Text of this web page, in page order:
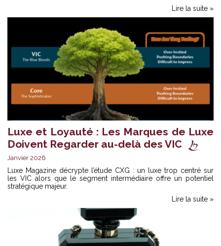
Lire la suite »
Luxe et Loyauté : Les Marques de Luxe
Doivent Regarder au-delà des VIC
Janvier 2026
Luxe Magazine décrypte l’étude CXG : un luxe trop centré sur
les VIC alors que le segment intermédiaire offre un potentiel
stratégique majeur.
Lire la suite »